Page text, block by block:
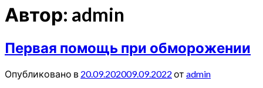
Автор: admin
Первая помощь при обморожении
Опубликовано в 20.09.202009.09.2022 от admin